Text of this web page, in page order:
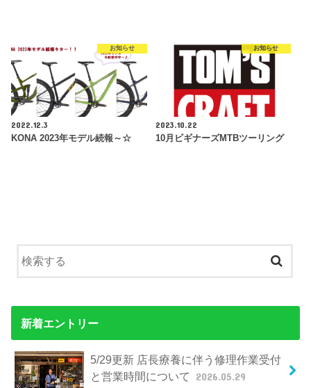
お知らせ
2022.12.3
KONA 2023年モデル続報～☆
お知らせ
2023.10.22
10月ビギナーズMTBツーリング
新着エントリー
5/29更新 店長療養に伴う修理作業受付
と営業時間について
2026.05.29